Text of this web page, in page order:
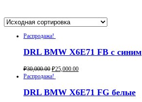
Распродажа!
DRL BMW X6E71 FB с синим
₽30,000.00 ₽25,000.00
Распродажа!
DRL BMW X6E71 FG белые